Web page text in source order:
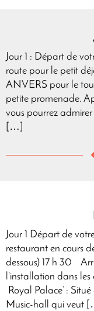
Jour 1 : Départ de
route pour le petit
ANVERS pour le
petite promenade.
vous pourrez
[…]
Jour 1 Départ de
restaurant en cours
dessous) 17 h 30
l’installation dans
Royal Palace’ :
Music-hall qui veut